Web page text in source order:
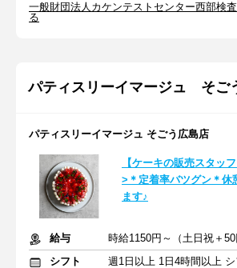
一般財団法人カケンテストセンター西部検
る
パティスリーイマージュ そご
パティスリーイマージュ そごう広島店
【ケーキの販売スタッ
>＊定着率バツグン＊休
ます♪
給与
シフト